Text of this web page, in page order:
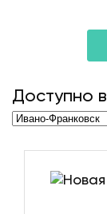
Доступно в